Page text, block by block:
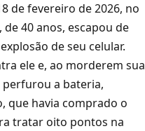
de fevereiro de 2026, no
de 40 anos, escapou de
de seu celular.
ele e, ao morderem sua
a bateria,
que havia comprado o
tratar oito pontos na